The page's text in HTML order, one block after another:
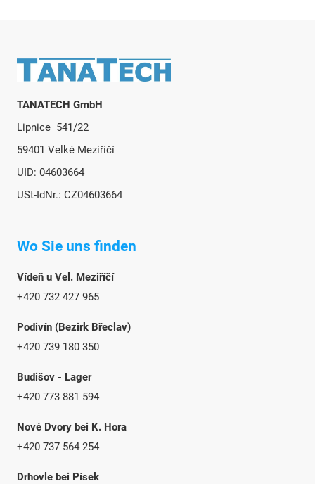
Fußzeile
TANATECH GmbH
Lipnice 541/22
59401 Velké Meziříčí
UID: 04603664
USt-IdNr.: CZ04603664
Wo Sie uns finden
Vídeň u Vel. Meziříčí
+420 732 427 965
Podivín (Bezirk Břeclav)
+420 739 180 350
Budišov - Lager
+420 773 881 594
Nové Dvory bei K. Hora
+420 737 564 254
Drhovle bei Písek